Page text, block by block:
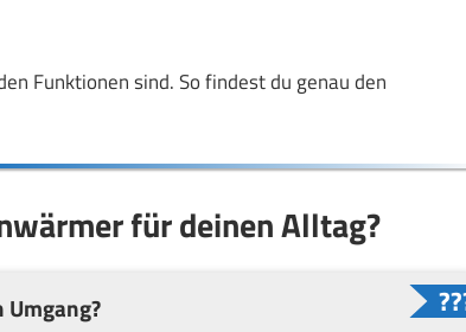
Funktionen sind. So findest du genau den
für deinen Alltag?